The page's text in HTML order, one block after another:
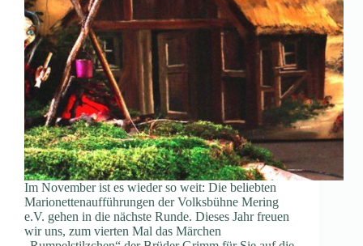
Im November ist es wieder so weit: Die beliebten
Marionettenaufführungen der Volksbühne Mering
e.V. gehen in die nächste Runde. Dieses Jahr freuen
wir uns, zum vierten Mal das Märchen